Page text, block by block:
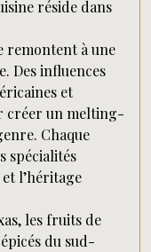
réside dans
remontent à une
Des influences
et
créer un melting-
Chaque
spécialités
l’héritage
les fruits de
du sud-